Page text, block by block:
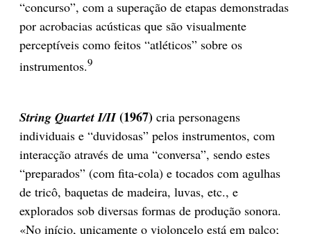
“concurso”, com a superação de etapas demonstradas
por acrobacias acústicas que são visualmente
perceptíveis como feitos “atléticos” sobre os
instrumentos.9
String Quartet I/II(1967) cria personagens
individuais e “duvidosas” pelos instrumentos, com
interacção através de uma “conversa”, sendo estes
“preparados” (com fita-cola) e tocados com agulhas
de tricô, baquetas de madeira, luvas, etc., e
explorados sob diversas formas de produção sonora.
«No início, unicamente o violoncelo está em palco;